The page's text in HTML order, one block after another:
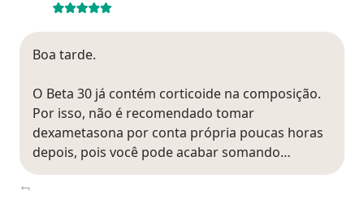
Boa tarde.
O Beta 30 já contém corticoide na composição.
Por isso, não é recomendado tomar
dexametasona por conta própria poucas horas
depois, pois você pode acabar somando…